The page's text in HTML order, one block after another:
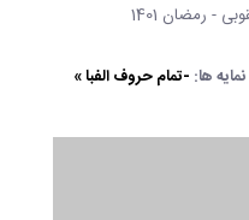
- رمضان 1401
نمایه ها: -تمام حروف الفبا »